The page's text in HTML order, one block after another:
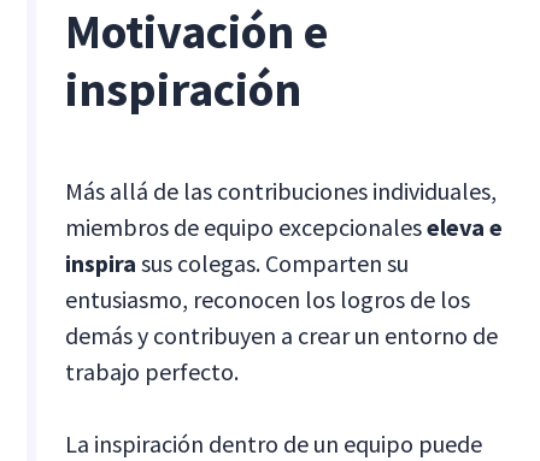
Motivación e
inspiración
Más allá de las contribuciones individuales,
miembros de equipo excepcionaleseleva e
inspira sus colegas. Comparten su
entusiasmo, reconocen los logros de los
demás y contribuyen a crear un entorno de
trabajo perfecto.
La inspiración dentro de un equipo puede